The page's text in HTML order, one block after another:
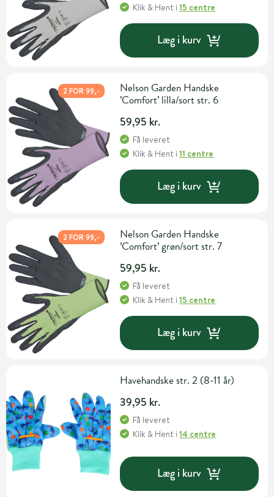
Klik & Hent i15 centre
Læg i kurv
2 FOR 99,-
Nelson Garden Handske
’Comfort’ lilla/sort str. 6
59,95 kr.
Få leveret
Klik & Hent i11 centre
Læg i kurv
2 FOR 99,-
Nelson Garden Handske
’Comfort’ grøn/sort str. 7
59,95 kr.
Få leveret
Klik & Hent i15 centre
Læg i kurv
Havehandske str. 2 (8-11 år)
39,95 kr.
Få leveret
Klik & Hent i14 centre
Læg i kurv